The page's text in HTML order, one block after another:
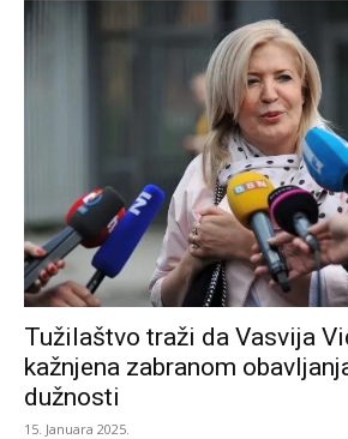
Tužilaštvo traži da Vasvija
kažnjena zabranom
dužnosti
15. Januara 2025.